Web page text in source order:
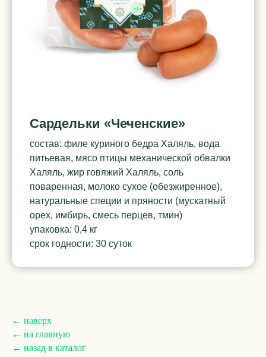
Сардельки «Чеченские»
состав: филе куриного бедра Халяль, вода
питьевая, мясо птицы механической обвалки
Халяль, жир говяжий Халяль, соль
поваренная, молоко сухое (обезжиренное),
натуральные специи и пряности (мускатный
орех, имбирь, смесь перцев, тмин)
упаковка: 0,4 кг
срок годности: 30 суток
← наверх
← на главную
← назад в каталог